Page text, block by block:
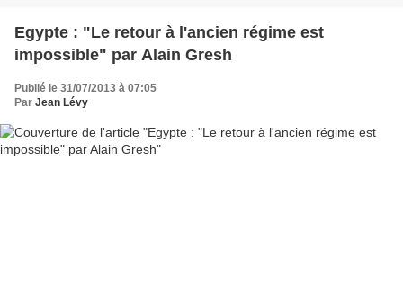
Egypte : "Le retour à l'ancien régime est
impossible" par Alain Gresh
Publié le 31/07/2013 à 07:05
Par Jean Lévy